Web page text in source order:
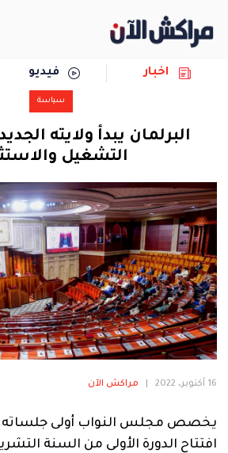
رياضة
حوادث
دولية
المرأة
فنية
آراء
اخبار فيديو
سياسة
البرلمان يبدأ ولايته
التشغيل
16 أكتوبر، 2022 مراكش الآن
يخصص مجلس النواب أولى جلساته
افتتاح الدورة الأولى من السنة